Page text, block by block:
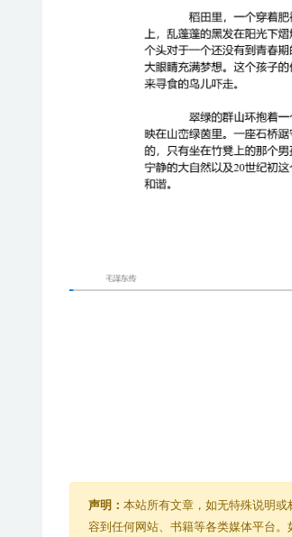
声明： 本站所有文章，如无特殊说明
容到任何网站、书籍等各类媒体平台。